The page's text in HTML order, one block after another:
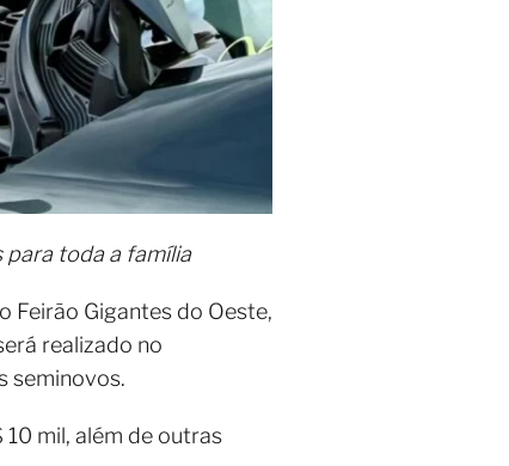
para toda a família
Feirão Gigantes do Oeste,
realizado no
seminovos.
mil, além de outras